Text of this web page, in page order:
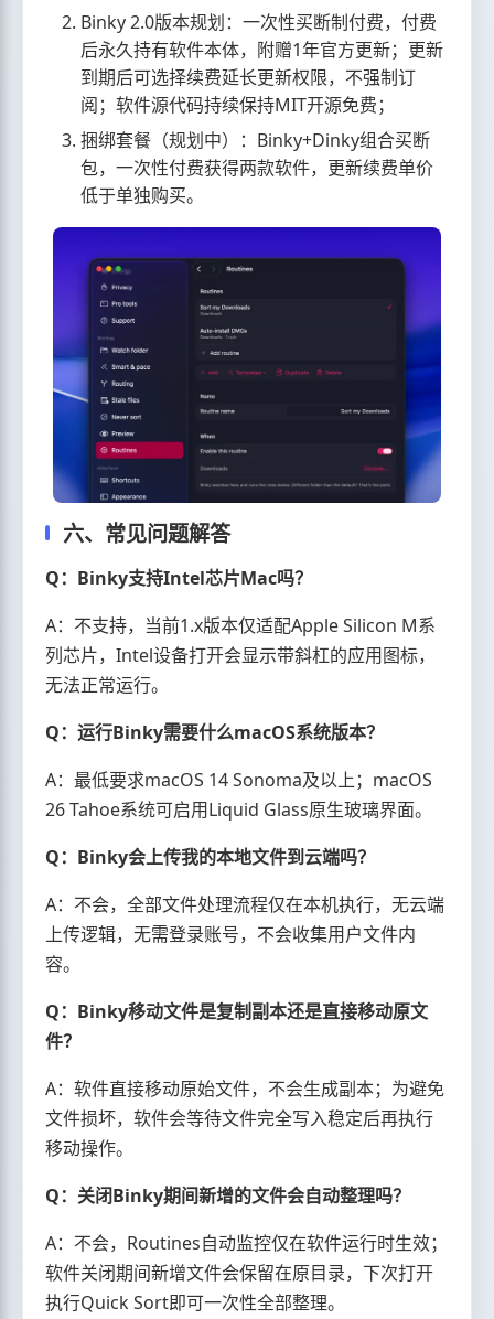
Binky 2.0版本规划：一次性买断制付费，付费
后永久持有软件本体，附赠1年官方更新；更新
到期后可选择续费延长更新权限，不强制订
阅；软件源代码持续保持MIT开源免费；
捆绑套餐（规划中）：Binky+Dinky组合买断
包，一次性付费获得两款软件，更新续费单价
低于单独购买。
六、常见问题解答
Q：Binky支持Intel芯片Mac吗？
A：不支持，当前1.x版本仅适配Apple Silicon M系
列芯片，Intel设备打开会显示带斜杠的应用图标，
无法正常运行。
Q：运行Binky需要什么macOS系统版本？
A：最低要求macOS 14 Sonoma及以上；macOS
26 Tahoe系统可启用Liquid Glass原生玻璃界面。
Q：Binky会上传我的本地文件到云端吗？
A：不会，全部文件处理流程仅在本机执行，无云端
上传逻辑，无需登录账号，不会收集用户文件内
容。
Q：Binky移动文件是复制副本还是直接移动原文
件？
A：软件直接移动原始文件，不会生成副本；为避免
文件损坏，软件会等待文件完全写入稳定后再执行
移动操作。
Q：关闭Binky期间新增的文件会自动整理吗？
A：不会，Routines自动监控仅在软件运行时生效；
软件关闭期间新增文件会保留在原目录，下次打开
执行Quick Sort即可一次性全部整理。